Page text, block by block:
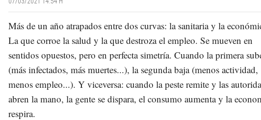
Más de un año atrapados entre dos curvas: la sanitaria y la
La que corroe la salud y la que destroza el empleo. Se mueven en
sentidos opuestos, pero en perfecta simetría. Cuando la primera
(más infectados, más muertes...), la segunda baja (menos actividad,
menos empleo...). Y viceversa: cuando la peste remite y las
abren la mano, la gente se dispara, el consumo aumenta y la
respira.